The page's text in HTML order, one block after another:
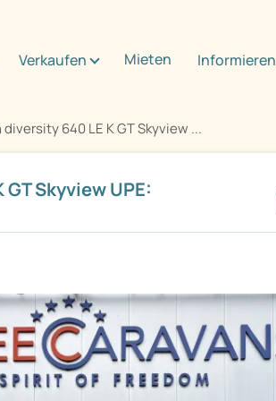
Verkaufen Mieten Informieren
diversity 640 LE K GT Skyview ...
Skyview UPE: